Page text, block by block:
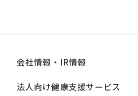
■個人情報の開示
当社は、お客様からお預か
会社情報・IR情報
法人向け健康支援サービス